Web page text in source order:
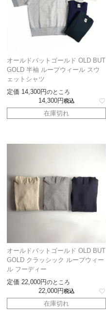
オールドバットゴールド OLD BUT
GOLD 半袖 ループウィール スウ
ェットシャツ
定価 14,300 のところ
14,300 税込
在庫切れ
オールドバットゴールド OLD BUT
GOLD クラッシック ループウィー
ル フーディー
定価 22,000 のところ
22,000 税込
在庫切れ